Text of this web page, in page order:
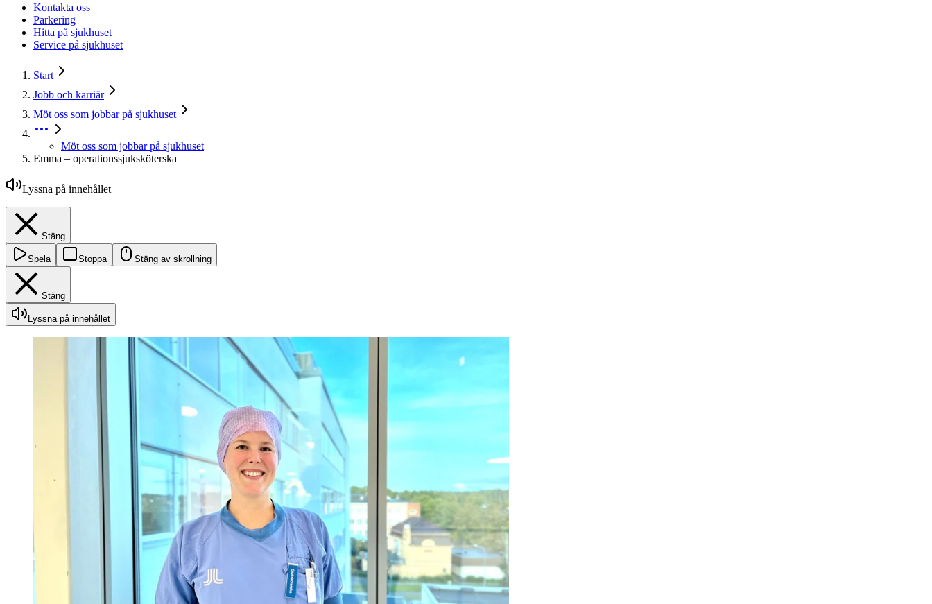
Kontakta oss
Parkering
Hitta på sjukhuset
Service på sjukhuset
Start
Jobb och karriär
Möt oss som jobbar på sjukhuset
Möt oss som jobbar på sjukhuset
Emma – operationssjuksköterska
Lyssna på innehållet
Stäng
Spela Stoppa Stäng av skrollning
Stäng
Lyssna på innehållet